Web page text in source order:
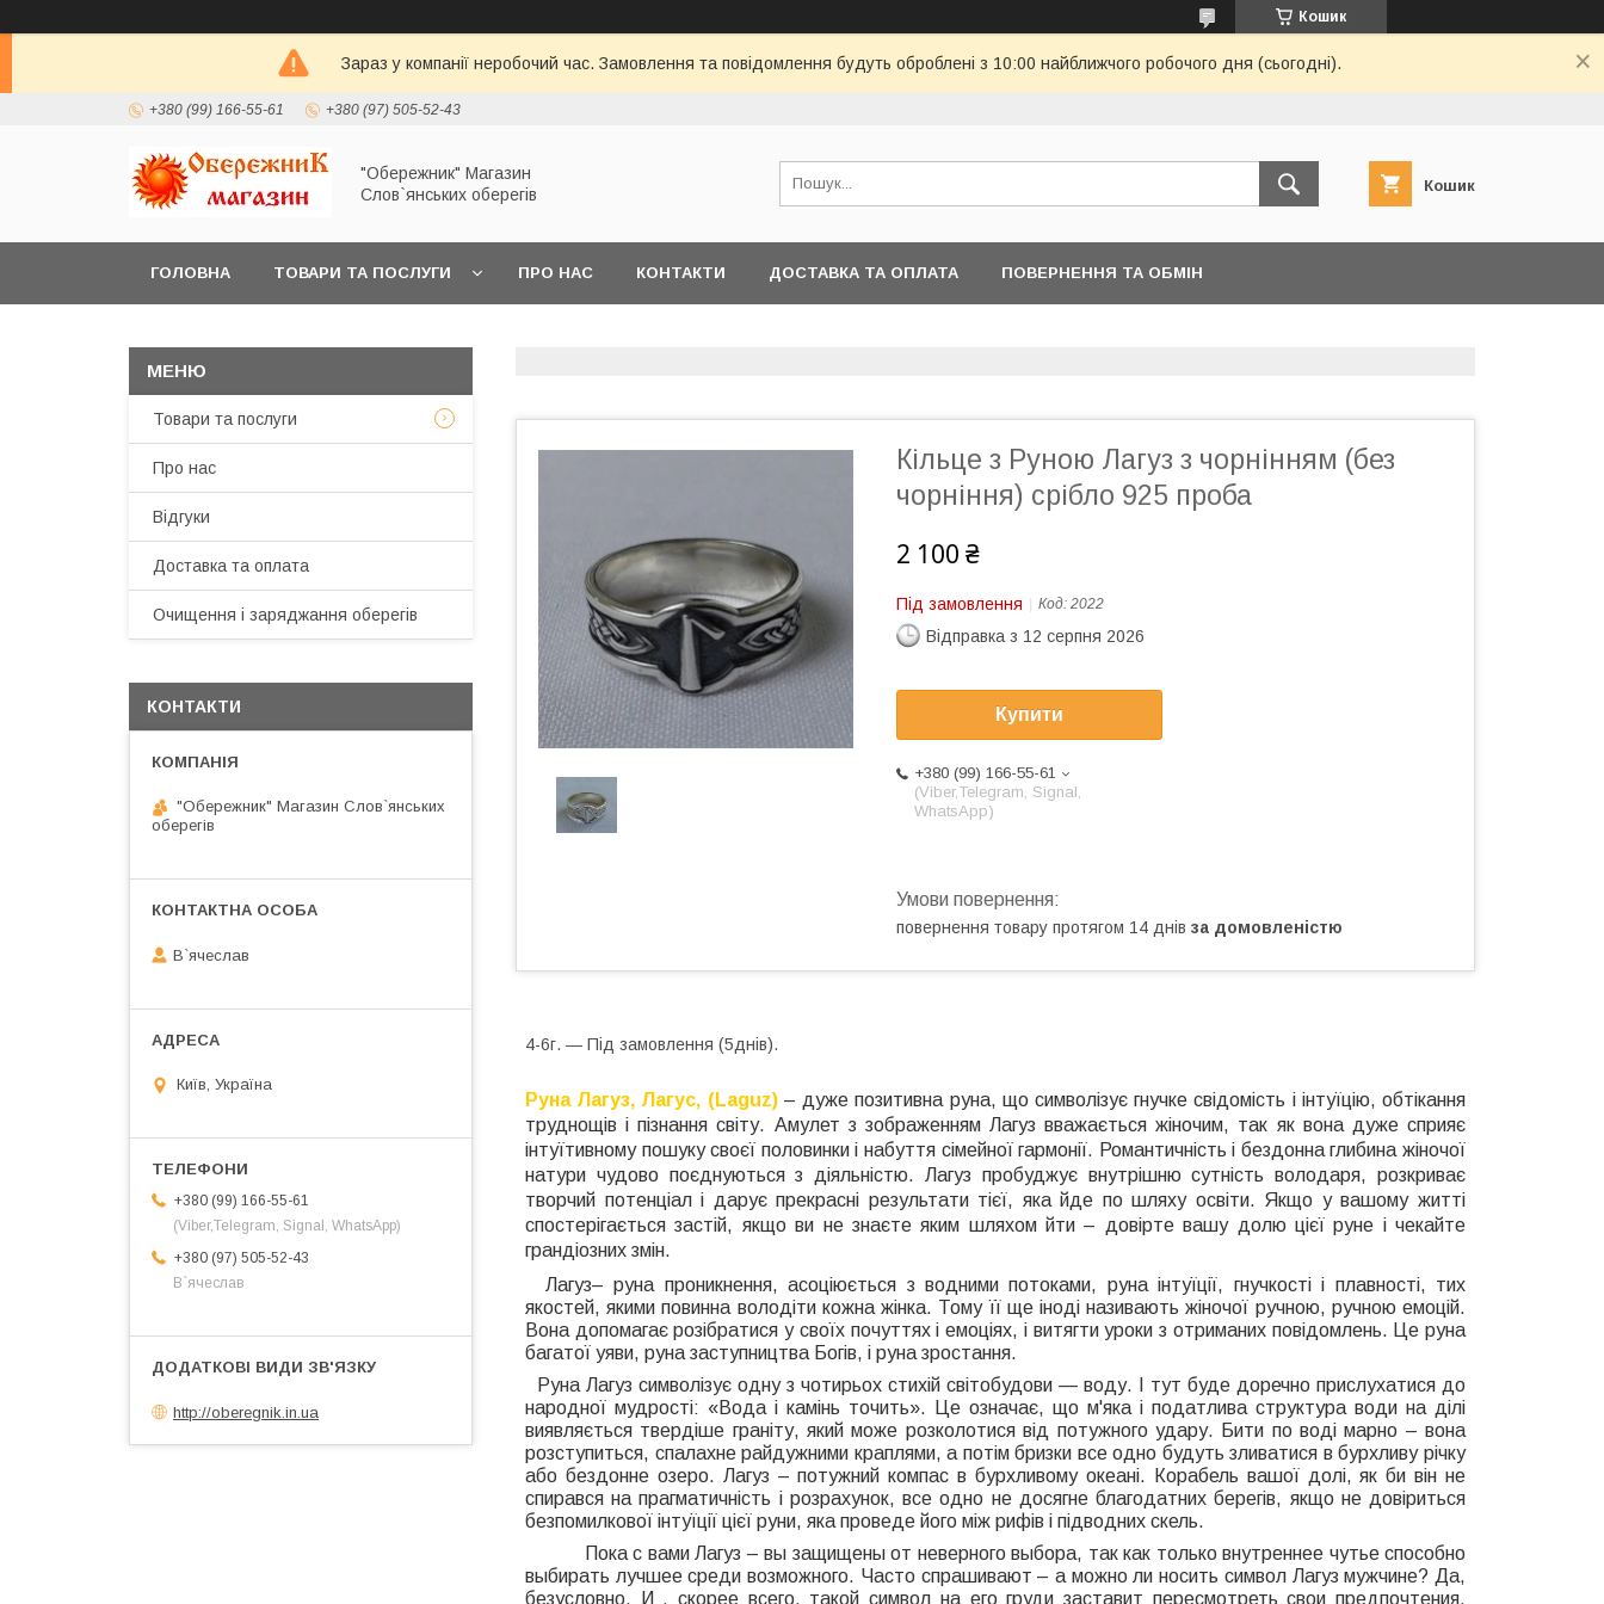
Кошик
Зараз у компанії неробочий час. Замовлення та повідомлення будуть оброблені з 10:00 найближчого робочого дня (сьогодні).
+380 (99) 166-55-61 +380 (97) 505-52-43
"Обережник" Магазин
Слов`янських оберегів
Кошик
ГОЛОВНА ТОВАРИ ТА ПОСЛУГИ ПРО НАС КОНТАКТИ ДОСТАВКА ТА ОПЛАТА ПОВЕРНЕННЯ ТА ОБМІН
Кільце з Руною Лагуз з чорнінням (без
чорніння) срібло 925 проба
2 100 ₴
Під замовлення Код: 2022
Відправка з 12 серпня 2026
Купити
+380 (99) 166-55-61
(Viber,Telegram, Signal,
WhatsApp)
повернення товару протягом 14 днів за домовленістю
4-6г. ― Під замовлення (5днів).
Руна Лагуз, Лагус, (Laguz)– дуже позитивна руна, що символізує гнучке свідомість і інтуїцію, обтікання
труднощів і пізнання світу. Амулет з зображенням Лагуз вважається жіночим, так як вона дуже сприяє
інтуїтивному пошуку своєї половинки і набуття сімейної гармонії. Романтичність і бездонна глибина жіночої
натури чудово поєднуються з діяльністю. Лагуз пробуджує внутрішню сутність володаря, розкриває
творчий потенціал і дарує прекрасні результати тієї, яка йде по шляху освіти. Якщо у вашому житті
спостерігається застій, якщо ви не знаєте яким шляхом йти – довірте вашу долю цієї руне і чекайте
грандіозних змін.
Лагуз– руна проникнення, асоціюється з водними потоками, руна інтуїції, гнучкості і плавності, тих
якостей, якими повинна володіти кожна жінка. Тому її ще іноді називають жіночої ручною, ручною емоцій.
Вона допомагає розібратися у своїх почуттях і емоціях, і витягти уроки з отриманих повідомлень. Це руна
багатої уяви, руна заступництва Богів, і руна зростання.
Руна Лагуз символізує одну з чотирьох стихій світобудови — воду. І тут буде доречно прислухатися до
народної мудрості: «Вода і камінь точить». Це означає, що м'яка і податлива структура води на ділі
виявляється твердіше граніту, який може розколотися від потужного удару. Бити по воді марно – вона
розступиться, спалахне райдужними краплями, а потім бризки все одно будуть зливатися в бурхливу річку
або бездонне озеро. Лагуз – потужний компас в бурхливому океані. Корабель вашої долі, як би він не
спирався на прагматичність і розрахунок, все одно не досягне благодатних берегів, якщо не довіриться
безпомилкової інтуїції цієї руни, яка проведе його між рифів і підводних скель.
Пока с вами Лагуз – вы защищены от неверного выбора, так как только внутреннее чутье способно
выбирать лучшее среди возможного. Часто спрашивают – а можно ли носить символ Лагуз мужчине? Да,
безусловно. И , скорее всего, такой символ на его груди заставит пересмотреть свои предпочтения,
Товари та послуги
Про нас
Відгуки
Доставка та оплата
Очищення і заряджання оберегів
КОНТАКТИ
"Обережник" Магазин Слов`янських
оберегів
В`ячеслав
Київ, Україна
+380 (99) 166-55-61
(Viber,Telegram, Signal, WhatsApp)
+380 (97) 505-52-43
В`ячеслав
http://oberegnik.in.ua